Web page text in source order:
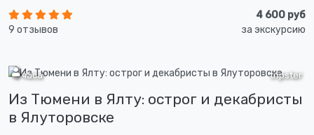
9 отзывов
4 600 руб
за экскурсию
tripster
2 часа
Из Тюмени в Ялту: острог и декабристы
в Ялуторовске